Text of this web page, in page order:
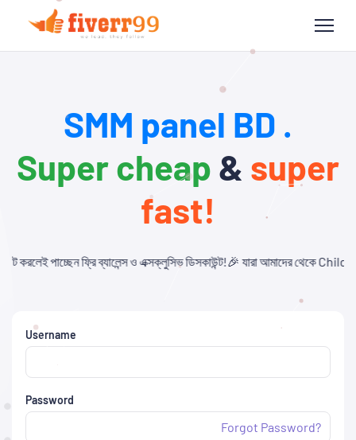
SMM panel BD .
Super cheap & super
fast!
ডিসকাউন্ট!🎉 যারা আমাদের থেকে Child Panel নিবেন এবং API
Username
Password
Forgot Password?